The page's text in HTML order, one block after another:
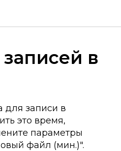
в
для записи в
это время,
параметры
файл (мин.)".